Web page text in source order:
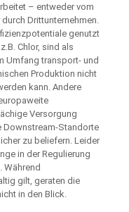
– entweder vom
Drittunternehmen.
genutzt
Chlor, sind als
Umfang transport- und
Produktion nicht
kann. Andere
Versorgung
Downstream-Standorte
zu beliefern. Leider
in der Regulierung
Während
gilt, geraten die
in den Blick.